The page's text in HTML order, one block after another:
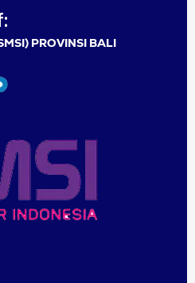
PROVINSI BALI